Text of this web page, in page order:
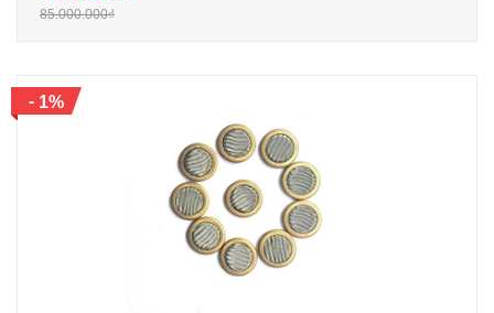
85.000.000₫
- 1%